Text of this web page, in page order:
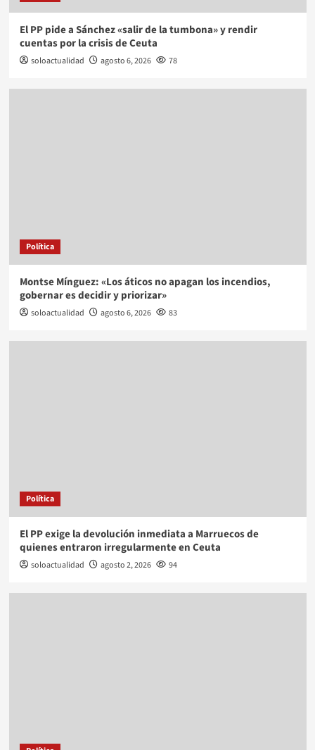
El PP pide a Sánchez «salir de la tumbona» y rendir
cuentas por la crisis de Ceuta
soloactualidad agosto 6, 2026 78
Política
Montse Mínguez: «Los áticos no apagan los incendios,
gobernar es decidir y priorizar»
soloactualidad agosto 6, 2026 83
Política
El PP exige la devolución inmediata a Marruecos de
quienes entraron irregularmente en Ceuta
soloactualidad agosto 2, 2026 94